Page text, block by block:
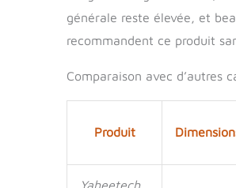
générale reste élevée, et
recommandent ce produit
Comparaison avec d’autres
Produit
Yaheetech